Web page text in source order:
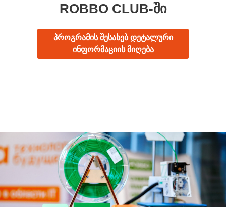
ROBBO CLUB-ᲨᲘ
პროგრამის შესახებ დეტალური
ინფორმაციის მიღება